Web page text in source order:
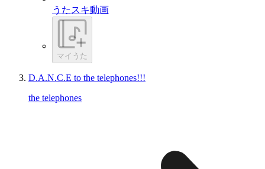
うたスキ動画
マイうた
D.A.N.C.E to the telephones!!!
the telephones